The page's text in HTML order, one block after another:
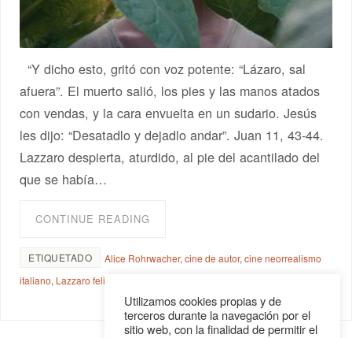
“Y dicho esto, gritó con voz potente: “Lázaro, sal
afuera”. El muerto salió, los pies y las manos atados
con vendas, y la cara envuelta en un sudario. Jesús
les dijo: “Desatadlo y dejadlo andar”. Juan 11, 43-44.
Lazzaro despierta, aturdido, al pie del acantilado del
que se había…
CONTINUE READING
ETIQUETADO Alice Rohrwacher,cine de autor,cine neorrealismo
italiano, Lazzaro felice
Utilizamos cookies propias y de
terceros durante la navegación por el
sitio web, con la finalidad de permitir el